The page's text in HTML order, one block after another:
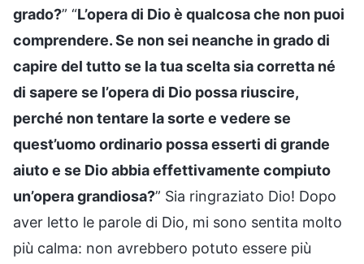
grado?” “L’opera di Dio è qualcosa che non puoi
comprendere. Se non sei neanche in grado di
capire del tutto se la tua scelta sia corretta né
di sapere se l’opera di Dio possa riuscire,
perché non tentare la sorte e vedere se
quest’uomo ordinario possa esserti di grande
aiuto e se Dio abbia effettivamente compiuto
un’opera grandiosa?” Sia ringraziato Dio! Dopo
aver letto le parole di Dio, mi sono sentita molto
più calma: non avrebbero potuto essere più